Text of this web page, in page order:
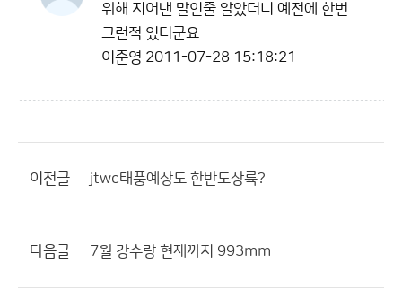
위해 지어낸 말인줄 알았더니 예전에 한번
그런적 있더군요
이준영 2011-07-28 15:18:21
이전글 jtwc태풍예상도 한반도상륙?
다음글 7월 강수량 현재까지 993mm